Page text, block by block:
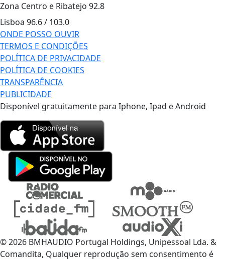
Zona Centro e Ribatejo 92.8
Lisboa 96.6 / 103.0
ONDE POSSO OUVIR
TERMOS E CONDIÇÕES
POLÍTICA DE PRIVACIDADE
POLÍTICA DE COOKIES
TRANSPARÊNCIA
PUBLICIDADE
Disponível gratuitamente para Iphone, Ipad e Android
© 2026 BMHAUDIO Portugal Holdings, Unipessoal Lda. &
Comandita, Qualquer reprodução sem consentimento é